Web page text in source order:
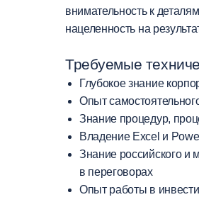
внимательность к
нацеленность на
Требуемые
Глубокое знание
Опыт
Знание процедур,
Владение Excel и
Знание российского и
в переговорах
Опыт работы в